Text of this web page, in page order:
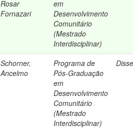
Rosar
Fornazari
em
Desenvolvimento
Comunitário
(Mestrado
Interdisciplinar)
Schorner,
Ancelmo
Programa de
Pós-Graduação
em
Desenvolvimento
Comunitário
(Mestrado
Interdisciplinar)